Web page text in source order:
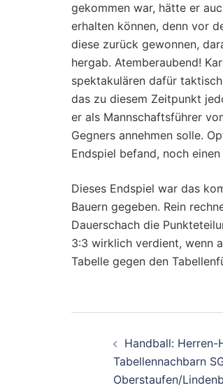
gekommen war, hätte er
erhalten können, denn vor
diese zurück gewonnen,
hergab. Atemberaubend!
spektakulären dafür
das zu diesem Zeitpunkt
er als Mannschaftsführer
Gegners annehmen solle.
Endspiel befand, noch
Dieses Endspiel war das
Bauern gegeben. Rein
Dauerschach die
3:3 wirklich verdient, wenn
Tabelle gegen den
Handball: Herren-
Tabellennachbarn
Oberstaufen/